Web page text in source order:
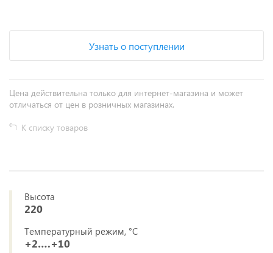
Узнать о поступлении
Цена действительна только для интернет-магазина и может
отличаться от цен в розничных магазинах.
К списку товаров
Высота
220
Температурный режим, °C
+2….+10